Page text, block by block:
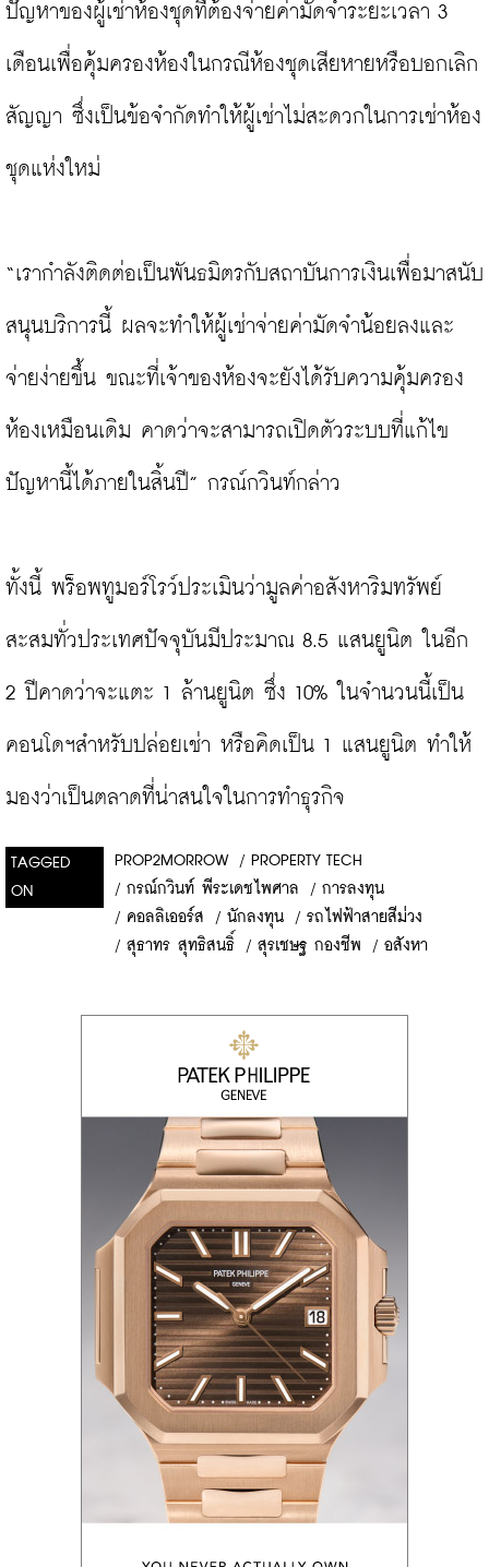
ปัญหาของผู้เช่าห้องชุดที่ต้องจ่ายค่ามัดจำระยะเวลา 3
เดือนเพื่อคุ้มครองห้องในกรณีห้องชุดเสียหายหรือบอกเลิก
สัญญา ซึ่งเป็นข้อจำกัดทำให้ผู้เช่าไม่สะดวกในการเช่าห้อง
ชุดแห่งใหม่
“เรากำลังติดต่อเป็นพันธมิตรกับสถาบันการเงินเพื่อมาสนับ
สนุนบริการนี้ ผลจะทำให้ผู้เช่าจ่ายค่ามัดจำน้อยลงและ
จ่ายง่ายขึ้น ขณะที่เจ้าของห้องจะยังได้รับความคุ้มครอง
ห้องเหมือนเดิม คาดว่าจะสามารถเปิดตัวระบบที่แก้ไข
ปัญหานี้ได้ภายในสิ้นปี” กรณ์กวินท์กล่าว
ทั้งนี้ พร็อพทูมอร์โรว์ประเมินว่ามูลค่าอสังหาริมทรัพย์
สะสมทั่วประเทศปัจจุบันมีประมาณ 8.5 แสนยูนิต ในอีก
2 ปีคาดว่าจะแตะ 1 ล้านยูนิต ซึ่ง 10% ในจำนวนนี้เป็น
คอนโดฯสำหรับปล่อยเช่า หรือคิดเป็น 1 แสนยูนิต ทำให้
มองว่าเป็นตลาดที่น่าสนใจในการทำธุรกิจ
TAGGED
ON
PROP2MORROW / PROPERTY TECH
/ กรณ์กวินท์ พีระเดชไพศาล / การลงทุน
/ คอลลิเออร์ส / นักลงทุน / รถไฟฟ้าสายสีม่วง
/ สุธาทร สุทธิสนธิ์ / สุรเชษฐ กองชีพ / อสังหา